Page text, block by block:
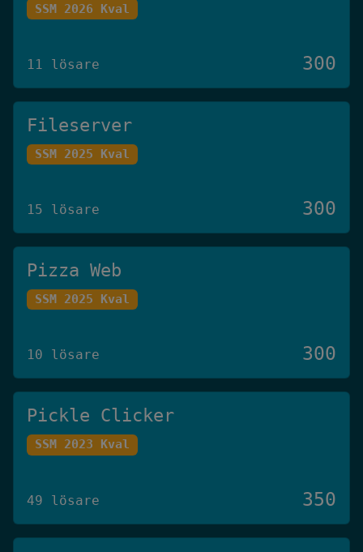
SSM 2026 Kval
11 lösare 300
Fileserver
SSM 2025 Kval
15 lösare 300
Pizza Web
SSM 2025 Kval
10 lösare 300
Pickle Clicker
SSM 2023 Kval
49 lösare 350